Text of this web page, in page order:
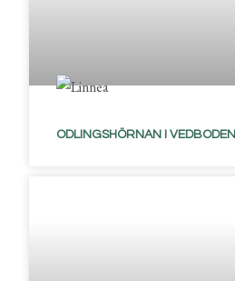
ODLINGSHÖRNAN I VEDBODEN